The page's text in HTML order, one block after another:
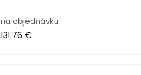
na objednávku
131.76 €